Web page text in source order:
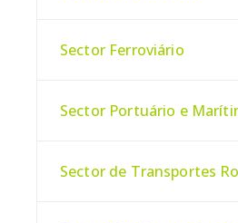
Sector Ferroviário
Sector Portuário e
Sector de Transportes